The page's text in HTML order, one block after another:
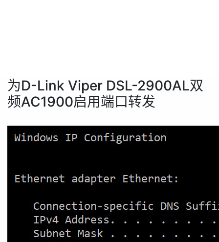
为D-Link Viper DSL-2900AL双
频AC1900启用端口转发